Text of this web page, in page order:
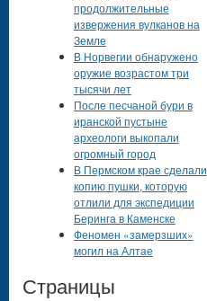
продолжительные
извержения вулканов на
Земле
В Норвегии обнаружено
оружие возрастом три
тысячи лет
После песчаной бури в
иранской пустыне
археологи выкопали
огромный город
В Пермском крае сделали
копию пушки, которую
отлили для экспедиции
Беринга в Каменске
Феномен «замерзших»
могил на Алтае
Страницы